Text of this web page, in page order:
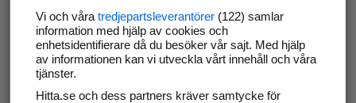
Vi och våra tredjepartsleverantörer(122) samlar
information med hjälp av cookies och
enhetsidentifierare då du besöker vår sajt. Med hjälp
av informationen kan vi utveckla vårt innehåll och våra
tjänster.
Hitta.se och dess partners kräver samtycke för